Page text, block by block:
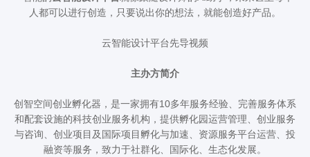
人都可以进行创造，只要说出你的想法，就能创造好产品。
云智能设计平台先导视频
主办方简介
创智空间创业孵化器，是一家拥有10多年服务经验、完善服务体系
和配套设施的科技创业服务机构，提供孵化园运营管理、创业服务
与咨询、创业项目及国际项目孵化与加速、资源服务平台运营、投
融资等服务，致力于社群化、国际化、生态化发展。